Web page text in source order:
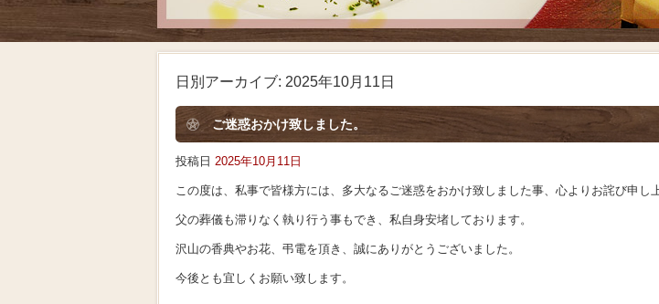
日別アーカイブ: 2025年10月11日
ご迷惑おかけ致しました。
投稿日 2025年10月11日
この度は、私事で皆様方には、多大なるご迷惑をおかけ致しました事、心よりお詫び申し
父の葬儀も滞りなく執り行う事もでき、私自身安堵しております。
沢山の香典やお花、弔電を頂き、誠にありがとうございました。
今後とも宜しくお願い致します。